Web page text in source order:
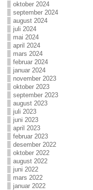
oktober 2024
september 2024
august 2024
juli 2024
mai 2024
april 2024
mars 2024
februar 2024
januar 2024
november 2023
oktober 2023
september 2023
august 2023
juli 2023
juni 2023
april 2023
februar 2023
desember 2022
oktober 2022
august 2022
juni 2022
mars 2022
januar 2022